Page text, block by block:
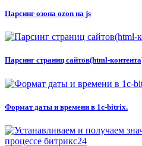
Парсинг озона ozon на js
Парсинг страниц сайтов(html-
Формат даты и времени в 1c-bitrix.